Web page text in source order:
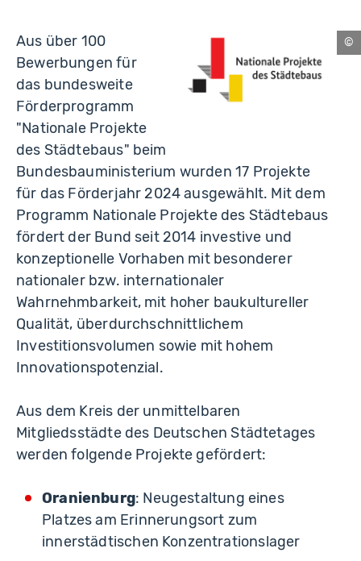
für
Aus über 100
Bewerbungen für
das bundesweite
Förderprogramm
"Nationale Projekte
des Städtebaus" beim
Bundesbauministerium wurden 17 Projekte
für das Förderjahr 2024 ausgewählt. Mit dem
Programm Nationale Projekte des Städtebaus
fördert der Bund seit 2014 investive und
konzeptionelle Vorhaben mit besonderer
nationaler bzw. internationaler
Wahrnehmbarkeit, mit hoher baukultureller
Qualität, überdurchschnittlichem
Investitionsvolumen sowie mit hohem
Innovationspotenzial.
Aus dem Kreis der unmittelbaren
Mitgliedsstädte des Deutschen Städtetages
werden folgende Projekte gefördert:
Oranienburg: Neugestaltung eines
Platzes am Erinnerungsort zum
innerstädtischen Konzentrationslager